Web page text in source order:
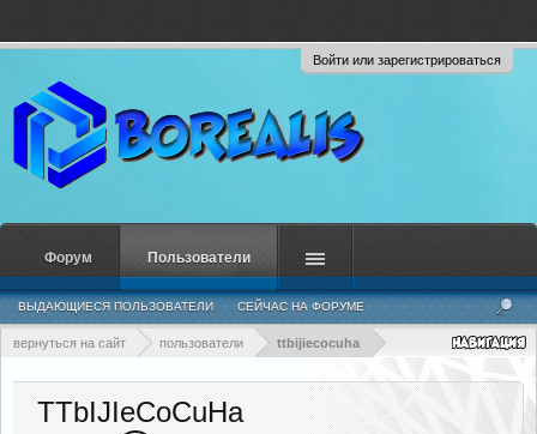
Войти или зарегистрироваться
вернуться на сайт пользователи ttbijiecocuha
TTbIJIeCoCuHa
Форум Пользователи
ВЫДАЮЩИЕСЯ ПОЛЬЗОВАТЕЛИ СЕЙЧАС НА ФОРУМЕ
НЕДАВНЯЯ АКТИВНОСТЬ НОВЫЕ СООБЩЕНИЯ ПРОФИЛЯ